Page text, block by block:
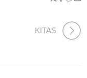
KITAS